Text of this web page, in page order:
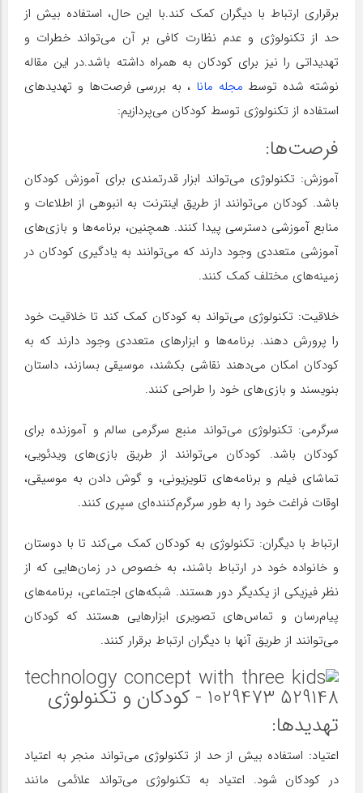
برقراری ارتباط با دیگران کمک کند.با این حال، استفاده بیش از
حد از تکنولوژی و عدم نظارت کافی بر آن می‌تواند خطرات و
تهدیداتی را نیز برای کودکان به همراه داشته باشد.در این مقاله
نوشته شده توسط مجله مانا ، به بررسی فرصت‌ها و تهدیدهای
استفاده از تکنولوژی توسط کودکان می‌پردازیم:
فرصت‌ها:
آموزش: تکنولوژی می‌تواند ابزار قدرتمندی برای آموزش کودکان
باشد. کودکان می‌توانند از طریق اینترنت به انبوهی از اطلاعات و
منابع آموزشی دسترسی پیدا کنند. همچنین، برنامه‌ها و بازی‌های
آموزشی متعددی وجود دارند که می‌توانند به یادگیری کودکان در
زمینه‌های مختلف کمک کنند.
خلاقیت: تکنولوژی می‌تواند به کودکان کمک کند تا خلاقیت خود
را پرورش دهند. برنامه‌ها و ابزارهای متعددی وجود دارند که به
کودکان امکان می‌دهند نقاشی بکشند، موسیقی بسازند، داستان
بنویسند و بازی‌های خود را طراحی کنند.
سرگرمی: تکنولوژی می‌تواند منبع سرگرمی سالم و آموزنده برای
کودکان باشد. کودکان می‌توانند از طریق بازی‌های ویدئویی،
تماشای فیلم و برنامه‌های تلویزیونی، و گوش دادن به موسیقی،
اوقات فراغت خود را به طور سرگرم‌کننده‌ای سپری کنند.
ارتباط با دیگران: تکنولوژی به کودکان کمک می‌کند تا با دوستان
و خانواده خود در ارتباط باشند، به خصوص در زمان‌هایی که از
نظر فیزیکی از یکدیگر دور هستند. شبکه‌های اجتماعی، برنامه‌های
پیام‌رسان و تماس‌های تصویری ابزارهایی هستند که کودکان
می‌توانند از طریق آنها با دیگران ارتباط برقرار کنند.
تهدیدها:
اعتیاد: استفاده بیش از حد از تکنولوژی می‌تواند منجر به اعتیاد
در کودکان شود. اعتیاد به تکنولوژی می‌تواند علائمی مانند